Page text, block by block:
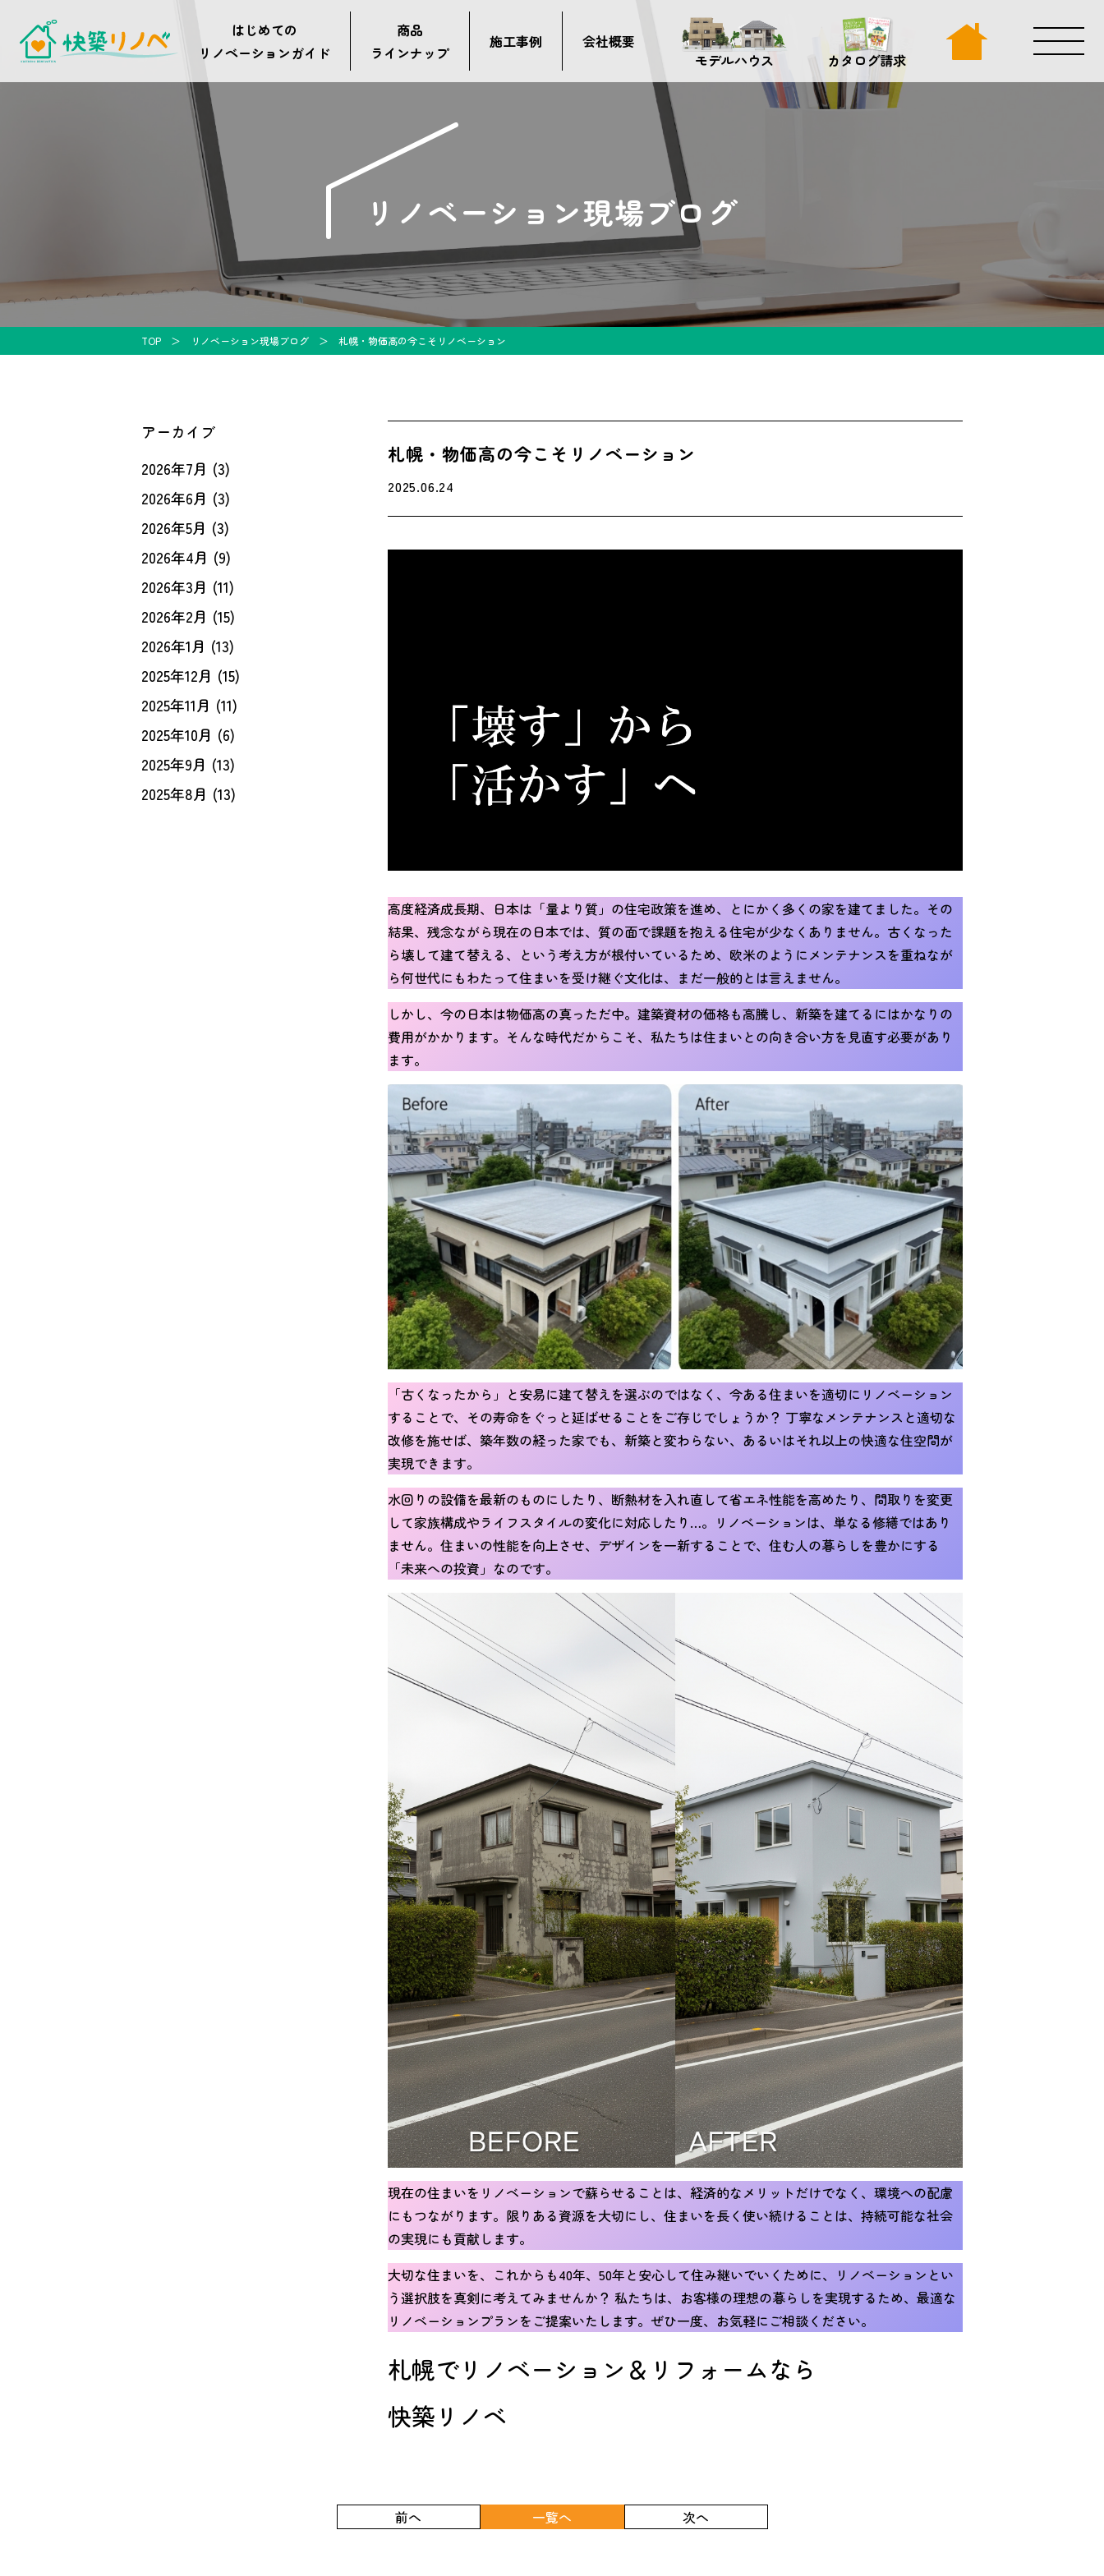
はじめての
リノベーションガイド
商品
ラインナップ
施工事例
会社概要
モデルハウス
カタログ請求
リノベーション現場ブログ
TOP リノベーション現場ブログ 札幌・物価高の今こそリノベーション
アーカイブ
2026年7月 (3)
2026年6月 (3)
2026年5月 (3)
2026年4月 (9)
2026年3月 (11)
2026年2月 (15)
2026年1月 (13)
2025年12月 (15)
2025年11月 (11)
2025年10月 (6)
2025年9月 (13)
2025年8月 (13)
札幌・物価高の今こそリノベーション
2025.06.24
高度経済成長期、日本は「量より質」の住宅政策を進め、とにかく多くの家を建てました。その
結果、残念ながら現在の日本では、質の面で課題を抱える住宅が少なくありません。古くなった
ら壊して建て替える、という考え方が根付いているため、欧米のようにメンテナンスを重ねなが
ら何世代にもわたって住まいを受け継ぐ文化は、まだ一般的とは言えません。
しかし、今の日本は物価高の真っただ中。建築資材の価格も高騰し、新築を建てるにはかなりの
費用がかかります。そんな時代だからこそ、私たちは住まいとの向き合い方を見直す必要があり
ます。
「古くなったから」と安易に建て替えを選ぶのではなく、今ある住まいを適切にリノベーション
することで、その寿命をぐっと延ばせることをご存じでしょうか？ 丁寧なメンテナンスと適切な
改修を施せば、築年数の経った家でも、新築と変わらない、あるいはそれ以上の快適な住空間が
実現できます。
水回りの設備を最新のものにしたり、断熱材を入れ直して省エネ性能を高めたり、間取りを変更
して家族構成やライフスタイルの変化に対応したり…。リノベーションは、単なる修繕ではあり
ません。住まいの性能を向上させ、デザインを一新することで、住む人の暮らしを豊かにする
「未来への投資」なのです。
現在の住まいをリノベーションで蘇らせることは、経済的なメリットだけでなく、環境への配慮
にもつながります。限りある資源を大切にし、住まいを長く使い続けることは、持続可能な社会
の実現にも貢献します。
大切な住まいを、これからも40年、50年と安心して住み継いでいくために、リノベーションとい
う選択肢を真剣に考えてみませんか？ 私たちは、お客様の理想の暮らしを実現するため、最適な
リノベーションプランをご提案いたします。ぜひ一度、お気軽にご相談ください。
札幌でリノベーション＆リフォームなら
快築リノベ
前へ 一覧へ 次へ